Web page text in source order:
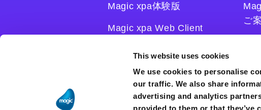
This website uses cookies
We use cookies to personalise
our traffic. We also share
advertising and analytics
Magic xpa体験版
Magic xpa Web Client
ユーザー登録/ライセンス発
ご